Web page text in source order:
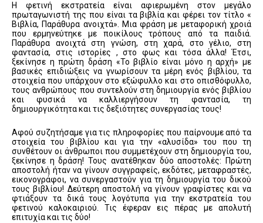
Η φετινή εκστρατεία είναι αφιερωμένη στον μεγάλο
πρωταγωνιστή της που είναι τα βιβλία και φέρει τον τίτλο «
Βιβλία, Παράθυρα ανοιχτά». Μια φράση με μεταφορική χροιά
που ερμηνεύτηκε με ποικίλους τρόπους από τα παιδιά.
Παράθυρα ανοιχτά στη γνώση, στη χαρά, στο γέλιο, στη
φαντασία, στις ιστορίες , στο φως και τόσα άλλα! Έτσι,
ξεκίνησε η πρώτη δράση «Το βιβλίο είναι μόνο η αρχή» με
βασικές επιδιώξεις να γνωρίσουν τα μέρη ενός βιβλίου, τα
στοιχεία που υπάρχουν στο εξώφυλλο και στο οπισθόφυλλο,
τους ανθρώπους που συντελούν στη δημιουργία ενός βιβλίου
και φυσικά να καλλιεργήσουν τη φαντασία, τη
δημιουργικότητα και τις δεξιότητες συνεργασίας τους!
Αφού συζητήσαμε για τις πληροφορίες που παίρνουμε από τα
στοιχεία του βιβλίου και για την «αλυσίδα» του που τη
συνθέτουν οι άνθρωποι που συμμετέχουν στη δημιουργία του,
ξεκίνησε η δράση! Τους ανατέθηκαν δύο αποστολές: Πρώτη
αποστολή ήταν να γίνουν συγγραφείς, εκδότες, μεταφραστές,
εικονογράφοι, να συνεργαστούν για τη δημιουργία του δικού
τους βιβλίου! Δεύτερη αποστολή να γίνουν γραφίστες και να
φτιάξουν τα δικά τους λογότυπα για την εκστρατεία του
φετινού καλοκαιριού. Τις έφεραν εις πέρας με απολυτή
επιτυχία και τις δύο!